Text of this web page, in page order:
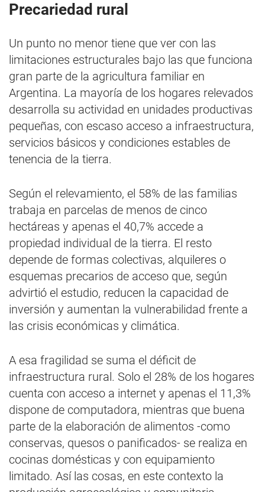
Precariedad rural
Un punto no menor tiene que ver con las
limitaciones estructurales bajo las que funciona
gran parte de la agricultura familiar en
Argentina. La mayoría de los hogares relevados
desarrolla su actividad en unidades productivas
pequeñas, con escaso acceso a infraestructura,
servicios básicos y condiciones estables de
tenencia de la tierra.
Según el relevamiento, el 58% de las familias
trabaja en parcelas de menos de cinco
hectáreas y apenas el 40,7% accede a
propiedad individual de la tierra. El resto
depende de formas colectivas, alquileres o
esquemas precarios de acceso que, según
advirtió el estudio, reducen la capacidad de
inversión y aumentan la vulnerabilidad frente a
las crisis económicas y climática.
A esa fragilidad se suma el déficit de
infraestructura rural. Solo el 28% de los hogares
cuenta con acceso a internet y apenas el 11,3%
dispone de computadora, mientras que buena
parte de la elaboración de alimentos -como
conservas, quesos o panificados- se realiza en
cocinas domésticas y con equipamiento
limitado. Así las cosas, en este contexto la